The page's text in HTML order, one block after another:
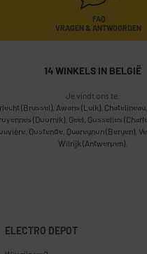
FAQ
VRAGEN & ANTWOORDEN
14 WINKELS IN BELGIË
Je vindt ons te:
(Brussel), Awans (Luik), Chatelineau,
(Doornik), Geel, Gosselies
, Oostende, Quaregnon (Bergen),
Wilrijk (Antwerpen)
ELECTRO DEPOT